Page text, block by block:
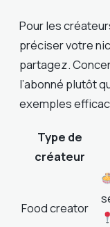
Pour les
préciser votre
partagez.
l’abonné plutôt
exemples
Type de
créateur
Food creator